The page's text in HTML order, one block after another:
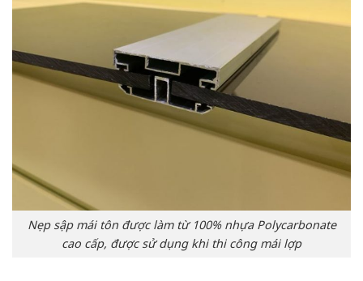
Nẹp sập mái tôn được làm từ 100% nhựa Polycarbonate
cao cấp, được sử dụng khi thi công mái lợp